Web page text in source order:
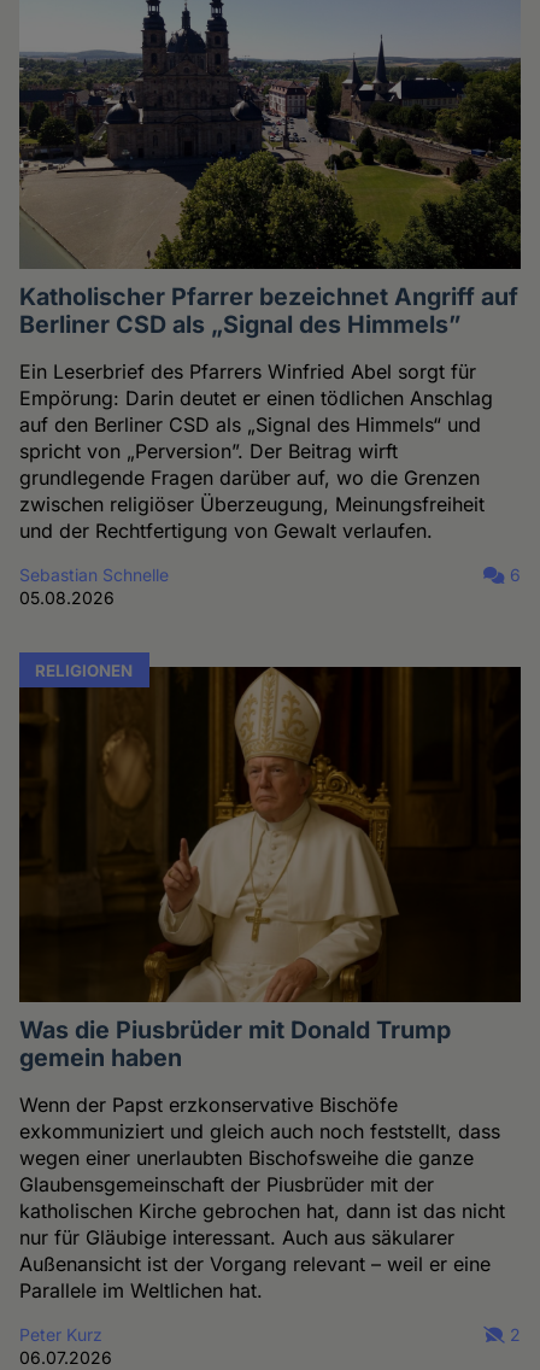
Katholischer Pfarrer bezeichnet Angriff auf
Berliner CSD als „Signal des Himmels”
Ein Leserbrief des Pfarrers Winfried Abel sorgt für
Empörung: Darin deutet er einen tödlichen Anschlag
auf den Berliner CSD als „Signal des Himmels“ und
spricht von „Perversion”. Der Beitrag wirft
grundlegende Fragen darüber auf, wo die Grenzen
zwischen religiöser Überzeugung, Meinungsfreiheit
und der Rechtfertigung von Gewalt verlaufen.
Sebastian Schnelle
05.08.2026
6
RELIGIONEN
Was die Piusbrüder mit Donald Trump
gemein haben
Wenn der Papst erzkonservative Bischöfe
exkommuniziert und gleich auch noch feststellt, dass
wegen einer unerlaubten Bischofsweihe die ganze
Glaubensgemeinschaft der Piusbrüder mit der
katholischen Kirche gebrochen hat, dann ist das nicht
nur für Gläubige interessant. Auch aus säkularer
Außenansicht ist der Vorgang relevant – weil er eine
Parallele im Weltlichen hat.
Peter Kurz
06.07.2026
2